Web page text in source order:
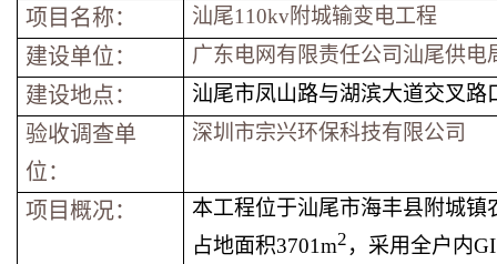
项目名称： 汕尾110kv附城输变电工程
建设单位： 广东电网有限责任公司汕尾供电
建设地点： 汕尾市凤山路与湖滨大道交叉路
验收调查单
位：
深圳市宗兴环保科技有限公司
项目概况：
本工程位于汕尾市海丰县附城镇
占地面积3701m2 ，采用全户内